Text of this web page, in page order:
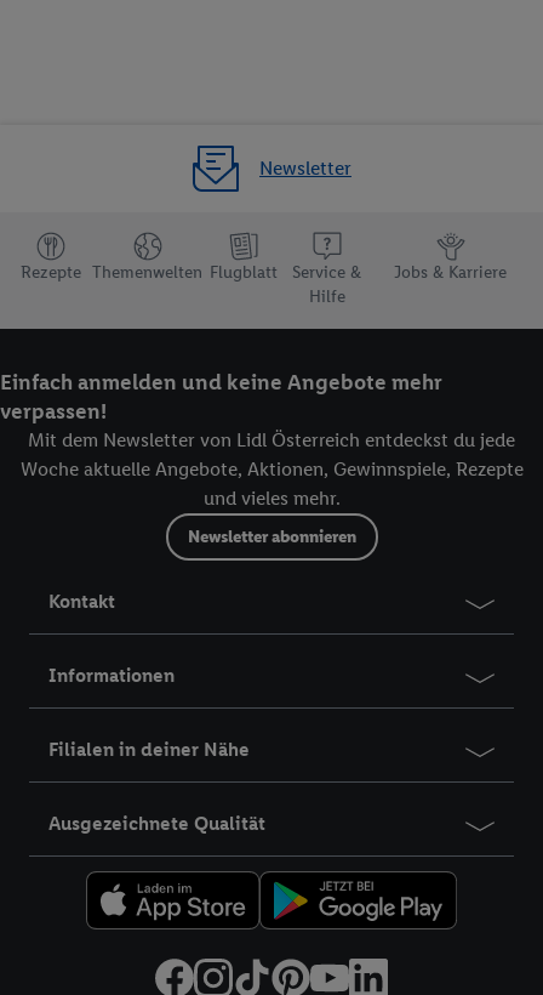
Newsletter
Rezepte Themenwelten Flugblatt
Service &
Hilfe
Jobs & Karriere
Einfach anmelden und keine Angebote mehr
verpassen!
Mit dem Newsletter von Lidl Österreich entdeckst du jede
Woche aktuelle Angebote, Aktionen, Gewinnspiele, Rezepte
und vieles mehr.
Newsletter abonnieren
Kontakt
Informationen
Filialen in deiner Nähe
Ausgezeichnete Qualität